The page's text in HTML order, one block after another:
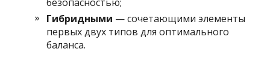
Гибридными — сочетающими элементы
первых двух типов для оптимального
баланса.